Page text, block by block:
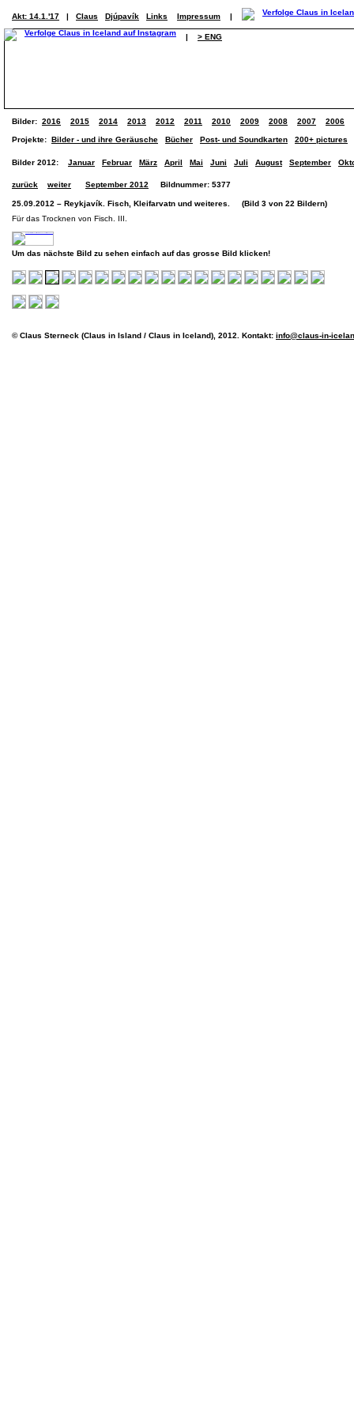
Akt: 14.1.'17 | Claus Djúpavík Links Impressum |
| > ENG
Bilder: 2016 2015 2014 2013 2012 2011 2010 2009 2008 2007 2006
Projekte: Bilder - und ihre Geräusche Bücher Post- und Soundkarten 200+ pictures
Bilder 2012: Januar Februar März April Mai Juni Juli August September
zurück weiter September 2012 Bildnummer: 5377
25.09.2012 – Reykjavík. Fisch, Kleifarvatn und weiteres. (Bild 3 von 22 Bildern)
Für das Trocknen von Fisch. III.
Um das nächste Bild zu sehen einfach auf das grosse Bild klicken!
© Claus Sterneck (Claus in Island / Claus in Iceland), 2012. Kontakt: info@claus-in-